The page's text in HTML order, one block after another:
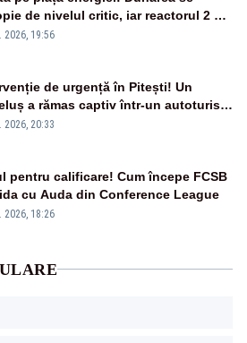
de nivelul critic, iar reactorul 2 de
ar putea fi oprit
2026, 19:56
de urgență în Pitești! Un
a rămas captiv într-un autoturism
unei defecțiuni
2026, 20:33
pentru calificare! Cum începe FCSB
cu Auda din Conference League
2026, 18:26